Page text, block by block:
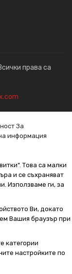
права са
За
информация
Това са малки
и се съхраняват
Използваме ги, за
Ви, докато
Вашия браузър при
категории
настройките по